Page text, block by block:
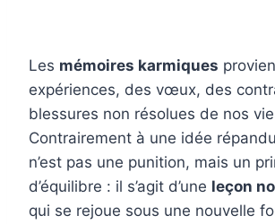
Les mémoires karmiques
expériences, des vœux, des
blessures non résolues de nos
Contrairement à une idée
n’est pas une punition, mais un
d’équilibre : il s’agit d’une leçon
qui se rejoue sous une nouvelle